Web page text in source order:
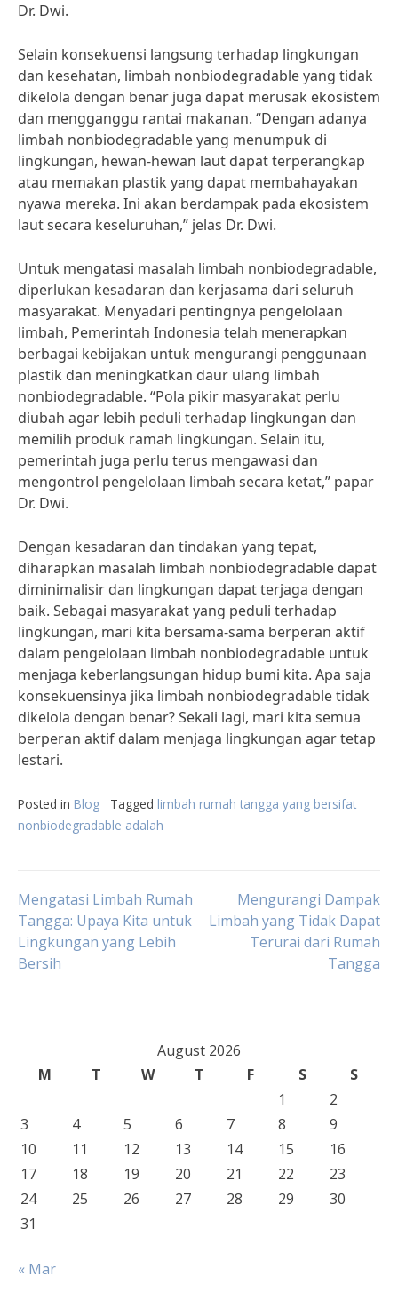
Dr. Dwi.
Selain konsekuensi langsung terhadap lingkungan
dan kesehatan, limbah nonbiodegradable yang tidak
dikelola dengan benar juga dapat merusak ekosistem
dan mengganggu rantai makanan. “Dengan adanya
limbah nonbiodegradable yang menumpuk di
lingkungan, hewan-hewan laut dapat terperangkap
atau memakan plastik yang dapat membahayakan
nyawa mereka. Ini akan berdampak pada ekosistem
laut secara keseluruhan,” jelas Dr. Dwi.
Untuk mengatasi masalah limbah nonbiodegradable,
diperlukan kesadaran dan kerjasama dari seluruh
masyarakat. Menyadari pentingnya pengelolaan
limbah, Pemerintah Indonesia telah menerapkan
berbagai kebijakan untuk mengurangi penggunaan
plastik dan meningkatkan daur ulang limbah
nonbiodegradable. “Pola pikir masyarakat perlu
diubah agar lebih peduli terhadap lingkungan dan
memilih produk ramah lingkungan. Selain itu,
pemerintah juga perlu terus mengawasi dan
mengontrol pengelolaan limbah secara ketat,” papar
Dr. Dwi.
Dengan kesadaran dan tindakan yang tepat,
diharapkan masalah limbah nonbiodegradable dapat
diminimalisir dan lingkungan dapat terjaga dengan
baik. Sebagai masyarakat yang peduli terhadap
lingkungan, mari kita bersama-sama berperan aktif
dalam pengelolaan limbah nonbiodegradable untuk
menjaga keberlangsungan hidup bumi kita. Apa saja
konsekuensinya jika limbah nonbiodegradable tidak
dikelola dengan benar? Sekali lagi, mari kita semua
berperan aktif dalam menjaga lingkungan agar tetap
lestari.
Posted in Blog Tagged limbah rumah tangga yang bersifat
nonbiodegradable adalah
Post
navigation
Mengatasi Limbah Rumah
Tangga: Upaya Kita untuk
Lingkungan yang Lebih
Bersih
Mengurangi Dampak
Limbah yang Tidak Dapat
Terurai dari Rumah
Tangga
August 2026
M
T W T F S
S
1
2
3
4 5 6 7 8
9
10
11 12 13 14 15
16
17
18 19 20 21 22
23
24
25 26 27 28 29
30
31
« Mar